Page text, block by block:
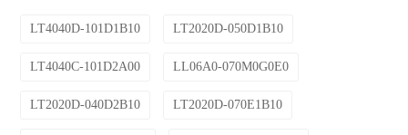
LT4040D-101D1B10 LT2020D-050D1B10
LT4040C-101D2A00 LL06A0-070M0G0E0
LT2020D-040D2B10 LT2020D-070E1B10